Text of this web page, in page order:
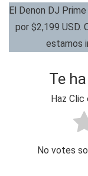
El Denon DJ
por $2,199 USD.
estamos
Te
Haz
No votes